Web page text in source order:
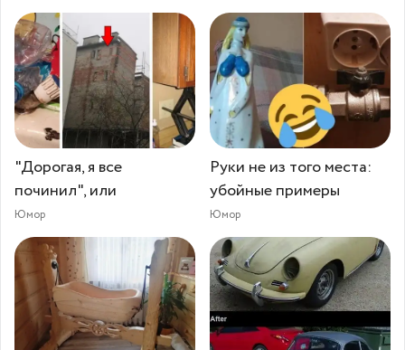
"Дорогая, я все
починил", или
Юмор
Руки не из того места:
убойные примеры
Юмор